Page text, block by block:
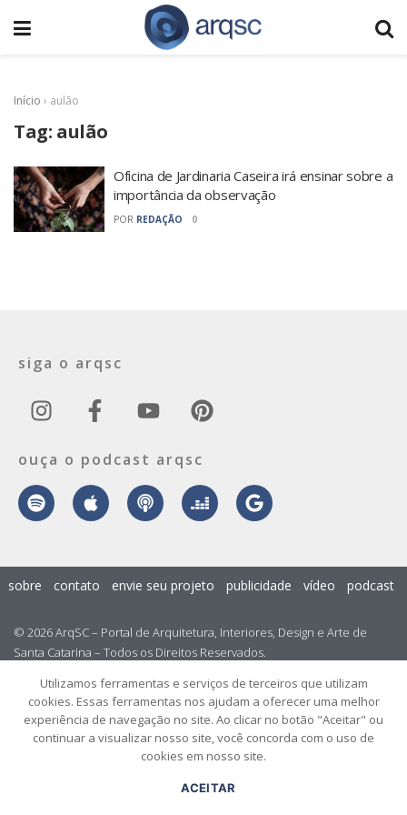
Início › aulão
Tag: aulão
Oficina de Jardinaria Caseira irá ensinar sobre a
importância da observação
POR REDAÇÃO 0
siga o arqsc
ouça o podcast arqsc
© 2026 ArqSC – Portal de Arquitetura, Interiores, Design e Arte de
Santa Catarina – Todos os Direitos Reservados.
sobre contato envie seu projeto publicidade vídeo podcast
Utilizamos ferramentas e serviços de terceiros que utilizam
cookies. Essas ferramentas nos ajudam a oferecer uma melhor
experiência de navegação no site. Ao clicar no botão "Aceitar" ou
continuar a visualizar nosso site, você concorda com o uso de
cookies em nosso site.
ACEITAR